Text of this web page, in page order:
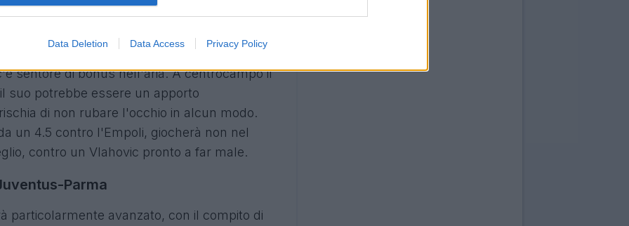
Data Deletion Data Access Privacy Policy
ma spesso dietro non fa bene. Una
ultime tre giornate: rischia di andare
offensivo della Juventus.
sentore di bonus nell'aria. A centrocampo il
suo potrebbe essere un apporto
di non rubare l'occhio in alcun modo.
un 4.5 contro l'Empoli, giocherà non nel
contro un Vlahovic pronto a far male.
Parma
particolarmente avanzato, con il compito di